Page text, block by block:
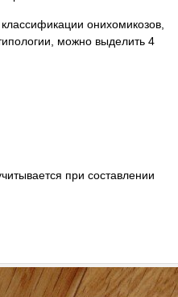
онихомикозов,
можно выделить 4
при составлении